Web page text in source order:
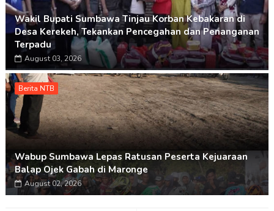
Wakil Bupati Sumbawa Tinjau Korban Kebakaran di
Desa Kerekeh, Tekankan Pencegahan dan Penanganan
Terpadu
August 03, 2026
Berita NTB
Wabup Sumbawa Lepas Ratusan Peserta Kejuaraan
Balap Ojek Gabah di Maronge
August 02, 2026